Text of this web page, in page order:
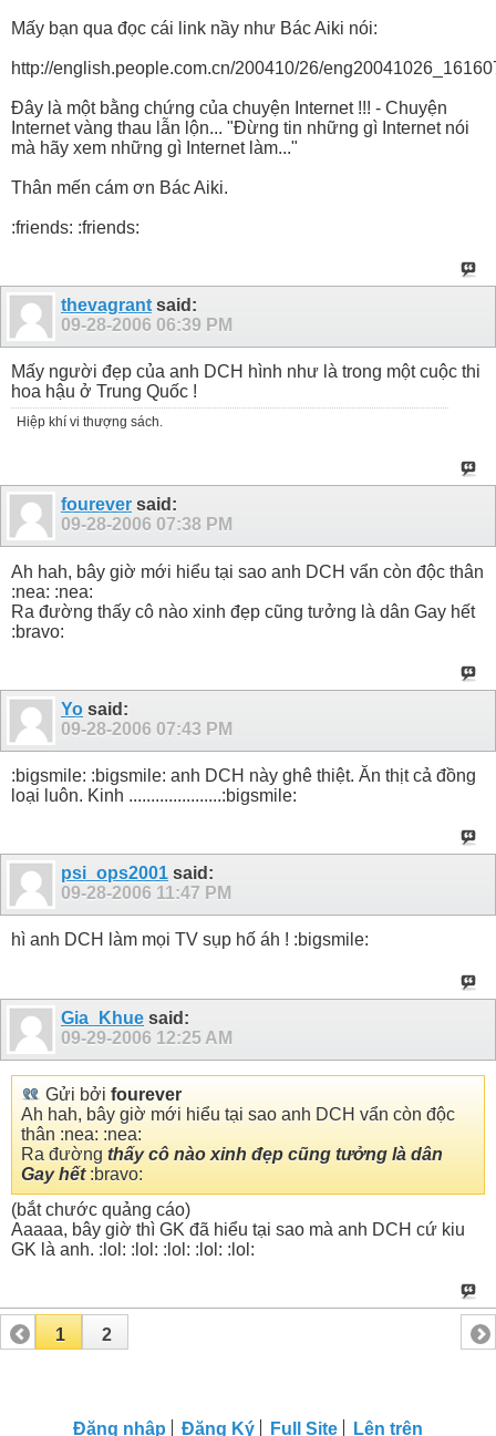
Mấy bạn qua đọc cái link nầy như Bác Aiki nói:
http://english.people.com.cn/200410/26/
Đây là một bằng chứng của chuyện Internet !!! - Chuyện
Internet vàng thau lẫn lộn... "Đừng tin những gì Internet nói
mà hãy xem những gì Internet làm..."
Thân mến cám ơn Bác Aiki.
:friends: :friends:
thevagrant said:
09-28-2006 06:39 PM
Mấy người đẹp của anh DCH hình như là trong một cuộc thi
hoa hậu ở Trung Quốc !
Hiệp khí vi thượng sách.
fourever said:
09-28-2006 07:38 PM
Ah hah, bây giờ mới hiểu tại sao anh DCH vẩn còn độc thân
:nea: :nea:
Ra đường thấy cô nào xinh đẹp cũng tưởng là dân Gay hết
:bravo:
Yo said:
09-28-2006 07:43 PM
:bigsmile: :bigsmile: anh DCH này ghê thiệt. Ăn thịt cả đồng
loại luôn. Kinh .....................:bigsmile:
psi_ops2001 said:
09-28-2006 11:47 PM
hì anh DCH làm mọi TV sụp hố áh ! :bigsmile:
Gia_Khue said:
09-29-2006 12:25 AM
Gửi bởi fourever
Ah hah, bây giờ mới hiểu tại sao anh DCH vẩn còn độc
thân :nea: :nea:
Ra đường thấy cô nào xinh đẹp cũng tưởng là dân
Gay hết:bravo:
(bắt chước quảng cáo)
Aaaaa, bây giờ thì GK đã hiểu tại sao mà anh DCH cứ kiu
GK là anh. :lol: :lol: :lol: :lol: :lol:
1 2
Đăng nhập Đăng Ký Full Site Lên trên